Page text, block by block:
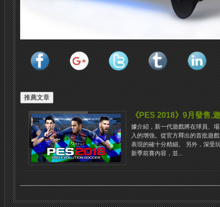
《PES 2018》9月發售,
據介紹，新一代遊戲將在球員、
入的增強。從官方釋出的首批遊
表現的確十分精細。 另外，深受
新季前賽內容，並...